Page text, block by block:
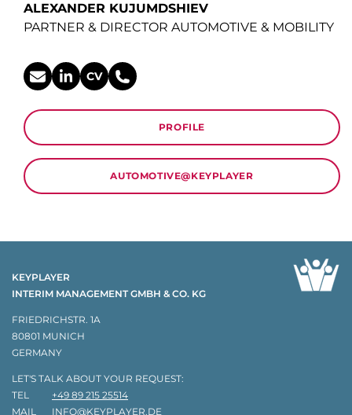
ALEXANDER KUJUMDSHIEV
PARTNER & DIRECTOR AUTOMOTIVE & MOBILITY
CV
PROFILE
AUTOMOTIVE@KEYPLAYER
KEYPLAYER
INTERIM MANAGEMENT GMBH & CO. KG
FRIEDRICHSTR. 1A
80801 MUNICH
GERMANY
LET'S TALK ABOUT YOUR REQUEST:
TEL
+49 89 215 25514
MAIL
INFO@KEYPLAYER.DE